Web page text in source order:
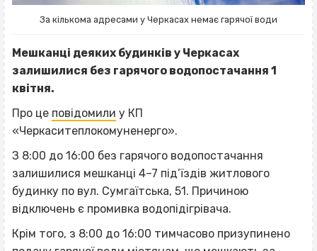
За кількома адресами у Черкасах немає гарячої води
Мешканці деяких будинків у Черкасах
залишилися без гарячого водопостачання 1
квітня.
Про це повідомили у КП
«Черкаситеплокомуненерго».
З 8:00 до 16:00 без гарячого водопостачання
залишилися мешканці 4–7 під’їздів житлового
будинку по вул. Сумгаїтська, 51. Причиною
відключень є промивка водопідігрівача.
Крім того, з 8:00 до 16:00 тимчасово призупинено